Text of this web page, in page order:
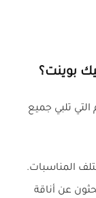
بوينت؟
تلبي جميع
المناسبات.
عن أناقة